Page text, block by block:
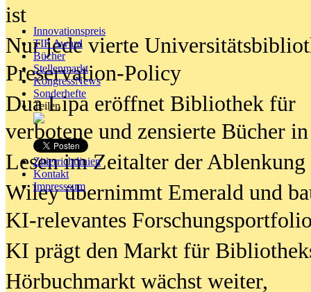
Innovationspreis
TIP Award
Bücher
Stellenmarkt
KongressNews
Sonderhefte
Teilen
Zitierrichtlinien
Kontakt
Impresssum
ist
Nur jede vierte
Preservation-Policy
Dua Lipa eröffnet Bibliothek für
verbotene und zensierte Bücher
Lesen im Zeitalter der Ablenkung
Wiley übernimmt Emerald und
KI-relevantes
KI prägt den Markt für
Hörbuchmarkt wächst weiter,